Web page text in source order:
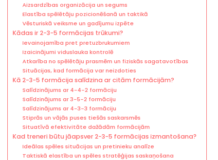
Aizsardzības organizācija un segums
Elastība spēlētāju pozicionēšanā un taktikā
Vēsturiskā veiksme un gadījumu izpēte
Kādas ir 2-3-5 formācijas trūkumi?
Ievainojamība pret pretuzbrukumiem
Izaicinājumi viduslauka kontrolē
Atkarība no spēlētāju prasmēm un fiziskās sagatavotības
Situācijas, kad formācija var neizdoties
Kā 2-3-5 formācija salīdzina ar citām formācijām?
Salīdzinājums ar 4-4-2 formāciju
Salīdzinājums ar 3-5-2 formāciju
Salīdzinājums ar 4-3-3 formāciju
Stiprās un vājās puses tiešās saskarsmēs
Situatīvā efektivitāte dažādām formācijām
Kad treneri būtu jāapsver 2-3-5 formācijas izmantošana?
Ideālas spēles situācijas un pretinieku analīze
Taktiskā elastība un spēles stratēģijas saskaņošana